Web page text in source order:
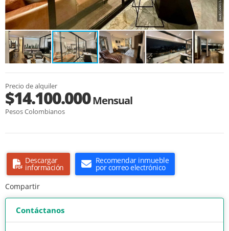
Precio de alquiler
$14.100.000Mensual
Pesos Colombianos
Descargar
información
Recomendar inmueble
por correo electrónico
Compartir
Contáctanos